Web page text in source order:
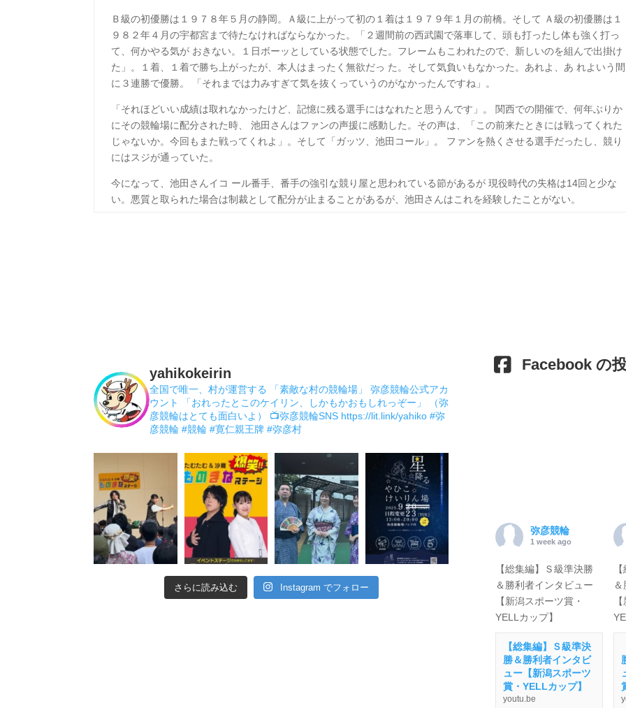
Ｂ級の初優勝は１９７８年５月の静岡。Ａ級に上がって初の１着は１９７９年１月の前橋。そして Ａ級の初優勝は１
９８２年４月の宇都宮まで待たなければならなかった。「２週間前の西武園で落車して、頭も打ったし体も強く打っ
て、何かやる気が おきない。１日ボーッとしている状態でした。フレームもこわれたので、新しいのを組んで出掛け
た」。１着、１着で勝ち上がったが、本人はまったく無欲だっ た。そして気負いもなかった。あれよ、あ れよいう間
に３連勝で優勝。 「それまでは力みすぎて気を抜くっていうのがなかったんですね」。
「それほどいい成績は取れなかったけど、記憶に残る選手にはなれたと思うんです」。 関西での開催で、何年ぶりか
にその競輪場に配分された時、 池田さんはファンの声援に感動した。その声は、「この前来たときには戦ってくれた
じゃないか。今回もまた戦ってくれよ」。そして「ガッツ、池田コール」。 ファンを熱くさせる選手だったし、競り
にはスジが通っていた。
今になって、池田さんイコ ール番手、番手の強引な競り屋と思われている節があるが 現役時代の失格は14回と少な
い。悪質と取られた場合は制裁として配分が止まることがあるが、池田さんはこれを経験したことがない。
yahikokeirin
全国で唯一、村が運営する 「素敵な村の競輪場」 弥彦競輪公式アカ
ウント 「おれったとこのケイリン、しかもかおもしれっぞー」 （弥
彦競輪はとても面白いよ） 📺弥彦競輪SNS https://lit.link/yahiko#弥
彦競輪#競輪#寛仁親王牌 #弥彦村
さらに読み込む Instagram でフォロー
Facebook の
弥彦競輪
1 week ago
【総集編】Ｓ級準決勝
＆勝利者インタビュー
【新潟スポーツ賞・
YELLカップ】
【総集編】Ｓ級準決
勝＆勝利者インタビ
ュー【新潟スポーツ
賞・YELLカップ】
youtu.be